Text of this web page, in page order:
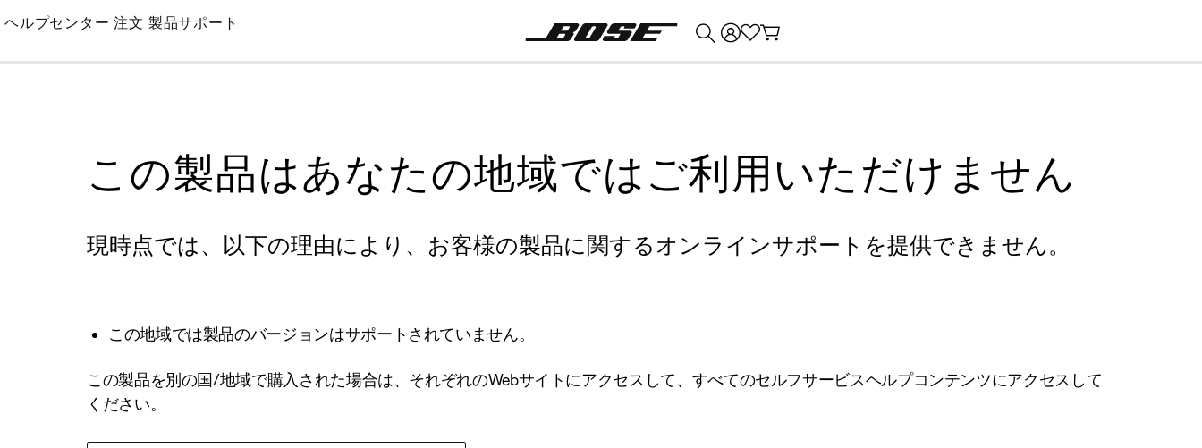
Skip
Main
ヘルプセンター 注文 製品サポート
この製品はあなたの地域ではご利用いただけません
現時点では、以下の理由により、お客様の製品に関するオンラインサポートを提供できません。
この地域では製品のバージョンはサポートされていません。
この製品を別の国/地域で購入された場合は、それぞれのWebサイトにアクセスして、すべてのセルフサービスヘルプコンテンツにアクセスして
ください。